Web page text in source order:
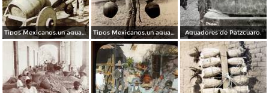
Tipos Mexicanos.un aguador. Tipos Mexicanos.un aguador. Aguadores de Patzcuaro.